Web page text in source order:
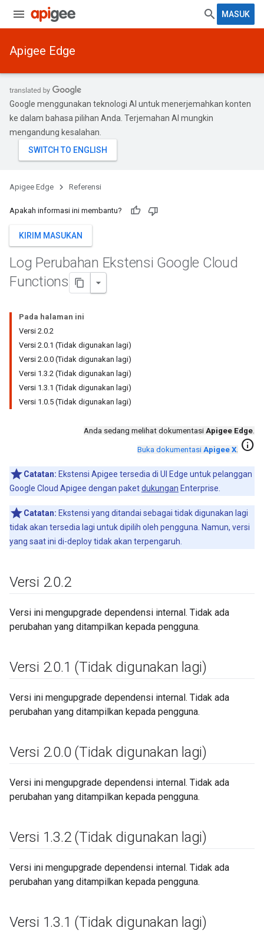
MASUK
Apigee Edge
Google menggunakan teknologi AI untuk menerjemahkan konten
ke dalam bahasa pilihan Anda. Terjemahan AI mungkin
mengandung kesalahan.
Apigee Edge Referensi
Apakah informasi ini membantu?
KIRIM MASUKAN
Log Perubahan Ekstensi Google Cloud
Functions
Pada halaman ini
Versi 2.0.2
Versi 2.0.1 (Tidak digunakan lagi)
Versi 2.0.0 (Tidak digunakan lagi)
Versi 1.3.2 (Tidak digunakan lagi)
Versi 1.3.1 (Tidak digunakan lagi)
Versi 1.0.5 (Tidak digunakan lagi)
Anda sedang melihat dokumentasi Apigee Edge.
Buka dokumentasi Apigee X. info
Catatan: Ekstensi Apigee tersedia di UI Edge untuk pelanggan
Google Cloud Apigee dengan paketdukungan Enterprise.
Catatan: Ekstensi yang ditandai sebagai tidak digunakan lagi
tidak akan tersedia lagi untuk dipilih oleh pengguna. Namun, versi
yang saat ini di-deploy tidak akan terpengaruh.
Versi 2.0.2
Versi ini mengupgrade dependensi internal. Tidak ada
perubahan yang ditampilkan kepada pengguna.
Versi 2.0.1 (Tidak digunakan lagi)
Versi ini mengupgrade dependensi internal. Tidak ada
perubahan yang ditampilkan kepada pengguna.
Versi 2.0.0 (Tidak digunakan lagi)
Versi ini mengupgrade dependensi internal. Tidak ada
perubahan yang ditampilkan kepada pengguna.
Versi 1.3.2 (Tidak digunakan lagi)
Versi ini mengupgrade dependensi internal. Tidak ada
perubahan yang ditampilkan kepada pengguna.
Versi 1.3.1 (Tidak digunakan lagi)